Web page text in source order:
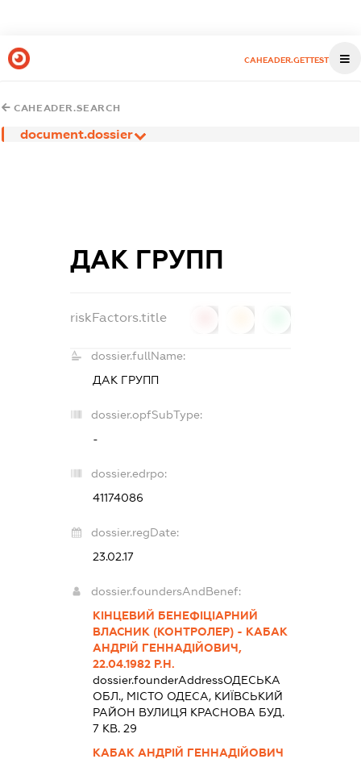
CAHEADER.GETTEST
CAHEADER.SEARCH
document.dossier
ДАК ГРУПП
riskFactors.title
dossier.fullName:
ДАК ГРУПП
dossier.opfSubType:
-
dossier.edrpo:
41174086
dossier.regDate:
23.02.17
dossier.foundersAndBenef:
КІНЦЕВИЙ БЕНЕФІЦІАРНИЙ
ВЛАСНИК (КОНТРОЛЕР) - КАБАК
АНДРІЙ ГЕННАДІЙОВИЧ,
22.04.1982 Р.Н.
dossier.founderAddressОДЕСЬКА
ОБЛ., МІСТО ОДЕСА, КИЇВСЬКИЙ
РАЙОН ВУЛИЦЯ КРАСНОВА БУД.
7 КВ. 29
КАБАК АНДРІЙ ГЕННАДІЙОВИЧ